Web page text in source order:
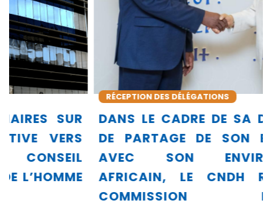
DANS LE CADRE DE SA DYNAMIQUE
DE PARTAGE DE SON EXPÉRIENCE
AVEC SON ENVIRONNEMENT
AFRICAIN, LE CNDH REÇOIT LA
COMMISSION NATIONALE
RÉCEPTION DES DÉLÉGATIONS